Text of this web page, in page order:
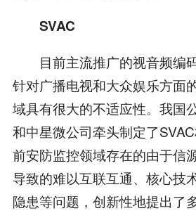
SVAC
目前主流推广的视音频编
针对广播电视和大众娱乐方面
域具有很大的不适应性。我国
和中星微公司牵头制定了
前安防监控领域存在的由于信
导致的难以互联互通、核心技
隐患等问题，创新性地提出了